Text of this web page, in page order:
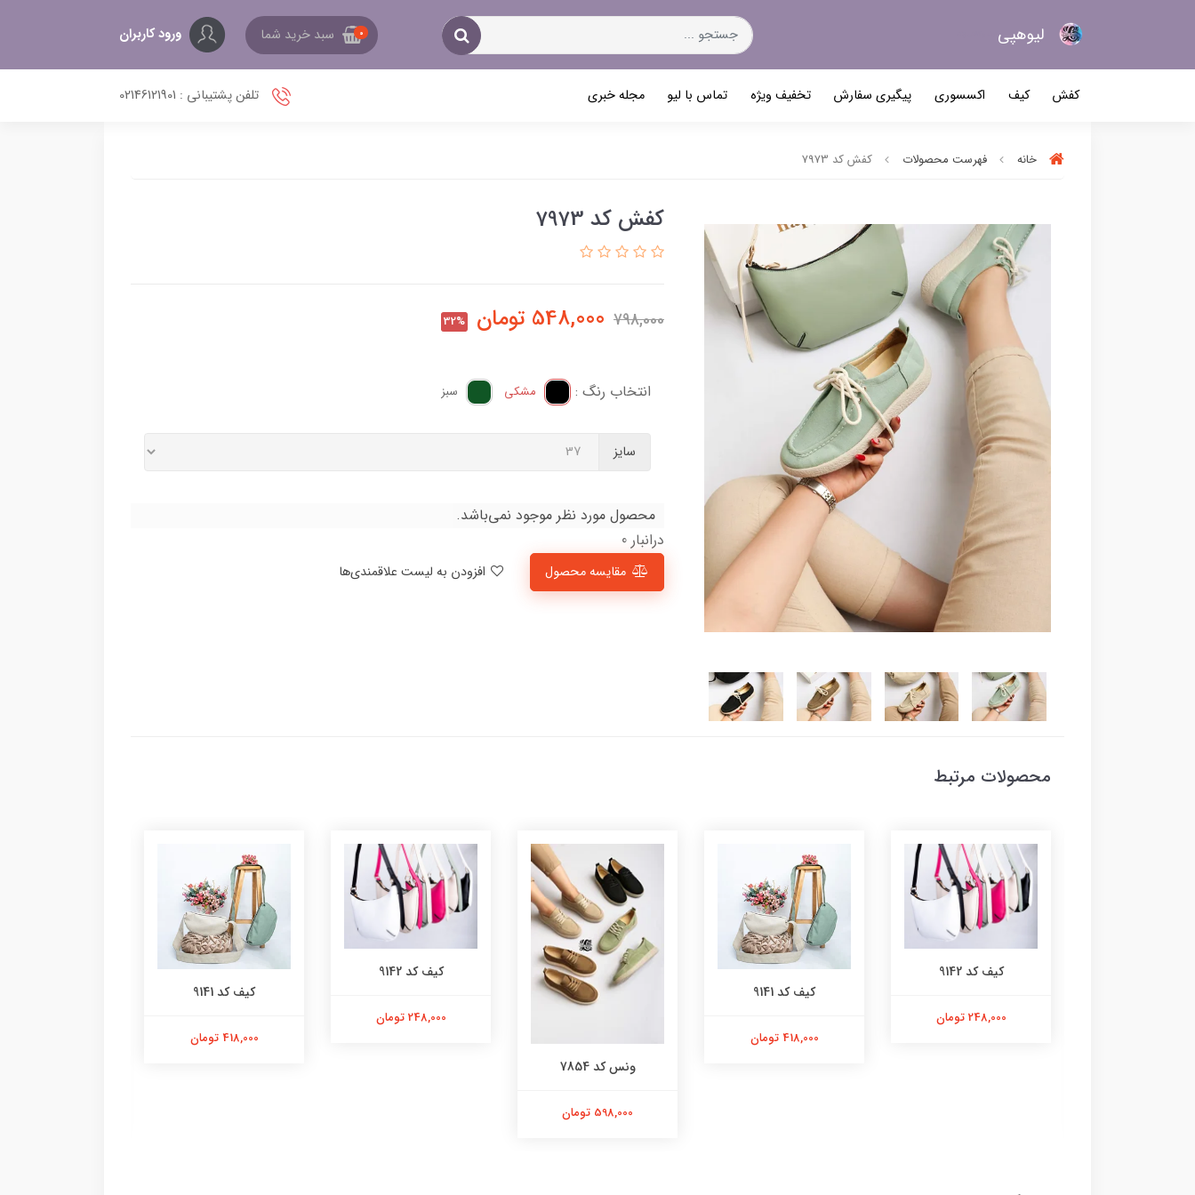
لیو‌هپی 0 سبد خرید شما ورود کاربران
کفش کیف اکسسوری پیگیری سفارش تخفیف ویژه تماس با لیو مجله خبری تلفن پشتیبانی : 02146121901
خانه فهرست محصولات کفش کد 7973
کفش کد 7973
798,000
548,000 تومان 32%
انتخاب رنگ : مشکی سبز
سایز
محصول مورد نظر موجود نمی‌باشد.
درانبار 0
مقایسه محصول
محصولات مرتبط
کیف کد 9142
248,000 تومان
کیف کد 9141
418,000 تومان
ونس کد 7854
598,000 تومان
کیف کد 9142
248,000 تومان
کیف کد 9141
418,000 تومان